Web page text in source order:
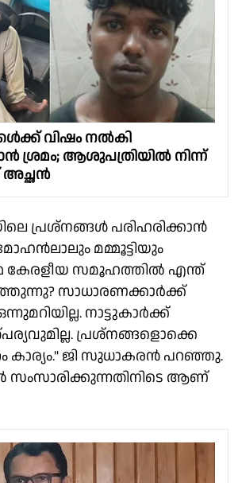
വിഷം നല്‍കി
ശ്രമം; ആശുപത്രിയില്‍ നിന്ന്
അച്ഛന്‍
പ്രശ്നങ്ങൾ പരിഹരിക്കാൻ
മമ്മൂട്ടിയും
കേരളീയ സമൂഹത്തിൽ എന്ത്
സാധാരണക്കാർക്ക്
നാട്ടുകാർക്ക്
പ്രശ്നങ്ങളൊക്കെ
കാര്യം." ജി സുധാകരൻ പറഞ്ഞു.
സംസാരിക്കുന്നതിനിടെ ആണ്